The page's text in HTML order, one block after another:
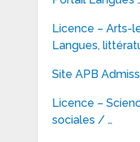
Licence – Arts-
Langues,
Site APB
Licence –
sociales / …